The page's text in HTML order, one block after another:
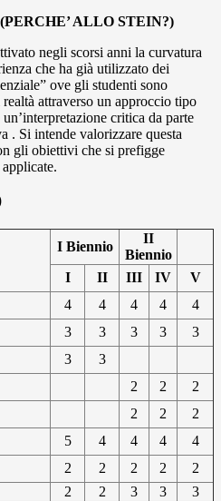
ALLO STEIN?)
negli scorsi anni la curvatura
che ha già utilizzato dei
ove gli studenti sono
attraverso un approccio tipo
critica da parte
. Si intende valorizzare questa
gli obiettivi che si prefigge
I Biennio
II
Biennio
I
II III IV
V
4 4 4 4
4
3 3 3 3
3
3
3
2 2
2
2 2
2
5 4 4 4
4
2 2 2 2
2
2 2 3 3
3